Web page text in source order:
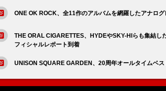
ONE OK ROCK、全11作のアルバムを網羅したアナロ
THE ORAL CIGARETTES、HYDEやSKY-HIらも集結
フィシャルレポート到着
UNISON SQUARE GARDEN、20周年オールタイムベ